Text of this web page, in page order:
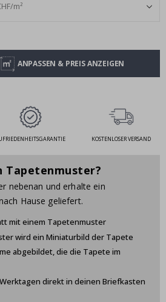
ANPASSEN & PREIS ANZEIGEN
KOSTENLOSER VERSAND
Tapetenmuster?
nebenan und erhalte ein
Hause geliefert.
mit einem Tapetenmuster
wird ein Miniaturbild der Tapete
abgebildet, die die Tapete im
direkt in deinen Briefkasten